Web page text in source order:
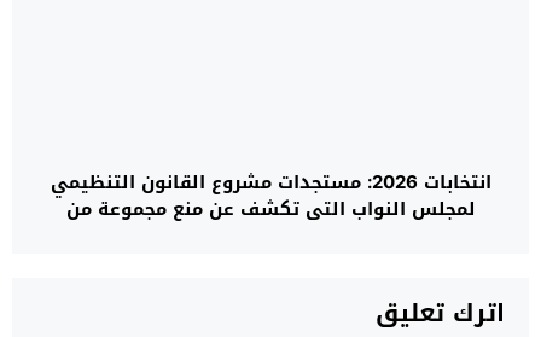
انتخابات 2026: مستجدات مشروع القانون التنظيمي
لمجلس النواب التي تكشف عن منع مجموعة من
اترك تعليق